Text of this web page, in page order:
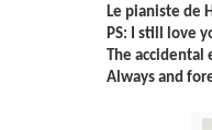
Le pianiste de
PS: I still love
The accidental
Always and